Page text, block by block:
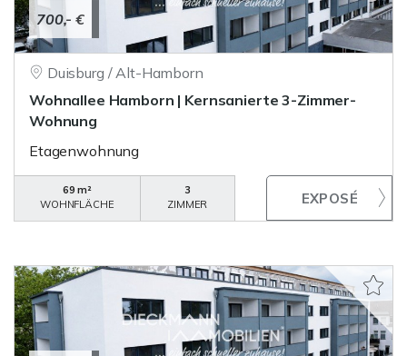
700,- €
Duisburg / Alt-Hamborn
Wohnallee Hamborn | Kernsanierte 3-Zimmer-
Wohnung
Etagenwohnung
69 m²
WOHNFLÄCHE
3
ZIMMER